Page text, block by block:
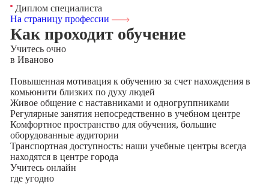
Диплом специалиста
На страницу профессии
Как проходит обучение
Учитесь очно
в Иваново
Повышенная мотивация к обучению за счет нахождения в
комьюнити близких по духу людей
Живое общение с наставниками и одногруппниками
Регулярные занятия непосредственно в учебном центре
Комфортное пространство для обучения, большие
оборудованные аудитории
Транспортная доступность: наши учебные центры всегда
находятся в центре города
Учитесь онлайн
где угодно